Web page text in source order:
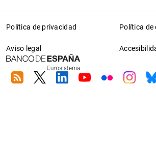
Política de privacidad Política de
Aviso legal
RSS TwitterLinkedin
YoutubeFlickr